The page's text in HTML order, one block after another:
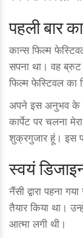
पहली बार
कान्स फिल्म
सपना था। वह ब्रुट
फिल्म फेस्टिवल का
अपने इस अनुभव के
कार्पेट पर चलना
शुक्रगुजार हूं। इस
स्वयं
नैंसी द्वारा पहना
तैयार किया था।
आत्मा लगी थी।